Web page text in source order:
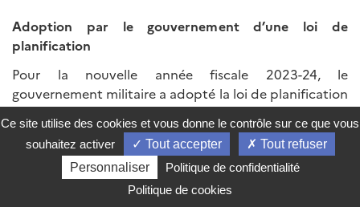
Adoption par le gouvernement d’une loi de
planification
Pour la nouvelle année fiscale 2023-24, le
gouvernement militaire a adopté la loi de planification
nationale (« national planning law ») qui fixe les
objectifs de croissance pour les 12 mois à venir. Ainsi,
d’après les prévisions des autorités, le PIB devrait
progresser de 4,1%, soutenu notamment par le
développement des industries extractives (17,0%),
Ce site utilise des cookies et vous donne le contrôle sur ce que vous
souhaitez activer
Tout accepter
Tout refuser
Personnaliser
Politique de confidentialité
Politique de cookies